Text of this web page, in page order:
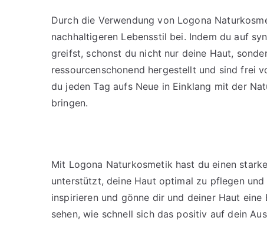
Durch die Verwendung von Logona
nachhaltigeren Lebensstil bei. Indem du auf
greifst, schonst du nicht nur deine Haut,
ressourcenschonend hergestellt und sind frei
du jeden Tag aufs Neue in Einklang mit der
bringen.
Mit Logona Naturkosmetik hast du einen
unterstützt, deine Haut optimal zu pflegen
inspirieren und gönne dir und deiner Haut
sehen, wie schnell sich das positiv auf dein